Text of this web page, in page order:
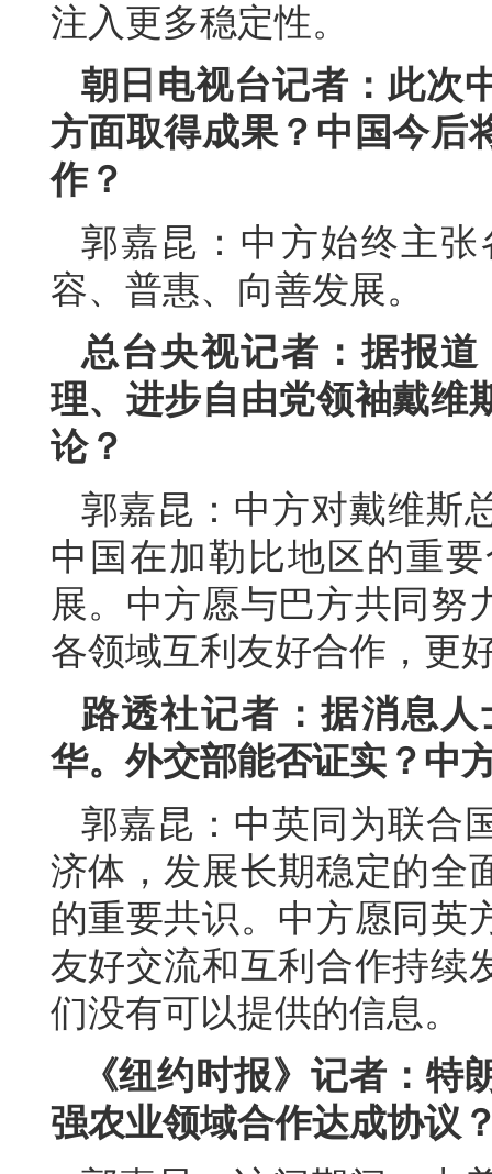
注入更多稳定性。
朝日电视台记者：此次
方面取得成果？中国今后
作？
郭嘉昆：中方始终主
容、普惠、向善发展。
总台央视记者：据报
理、进步自由党领袖戴维
论？
郭嘉昆：中方对戴维斯
中国在加勒比地区的重
展。中方愿与巴方共同努
各领域互利友好合作，更
路透社记者：据消息
华。外交部能否证实？中
郭嘉昆：中英同为联合
济体，发展长期稳定的全
的重要共识。中方愿同英
友好交流和互利合作持续
们没有可以提供的信息。
《纽约时报》记者：
强农业领域合作达成协议